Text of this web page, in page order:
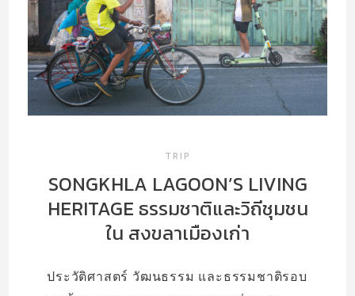
TRIP
SONGKHLA LAGOON’S LIVING
HERITAGE ธรรมชาติและวิถีชุมชน
ใน สงขลาเมืองเก่า
ประวัติศาสตร์ วัฒนธรรม และธรรมชาติรอบ